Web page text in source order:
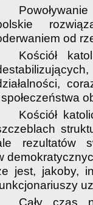
od
Kościół
społeczeństwa
Kościół
rezultatów
jest, jakoby,
Cały czas